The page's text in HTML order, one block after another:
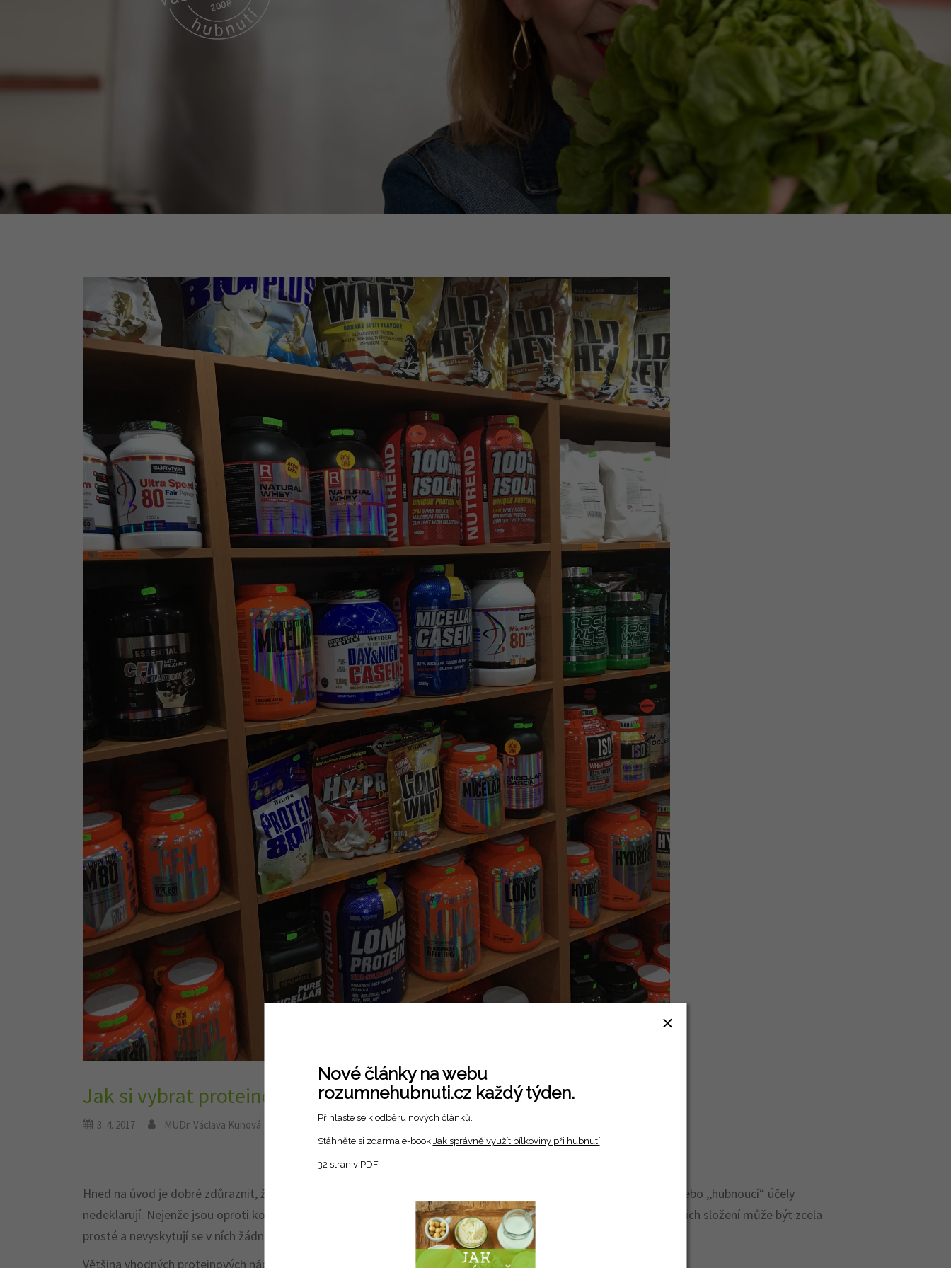
Jak si vybrat proteinový nápoj vhodný k hubnutí?
3. 4. 2017 MUDr. Václava Kunová Výživa při hubnutí
Hned na úvod je dobré zdůraznit, že pro hubnutí jsou nejvhodnější proteinové nápoje, které vůbec žádné ,,dietní“ nebo ,,hubnoucí“ účely
nedeklarují. Nejenže jsou oproti koktejlům na hubnutí levnější a kvalitnější, ale bývají často i zároveň i chutnější. Jejich složení může být zcela
prosté a nevyskytují se v ních žádné jednoduché sacharidy, jakými jsou například fruktóza nebo maltodextrin.
Většina vhodných proteinových nápojů je na bázi syrovátky.
Nové články na webu
rozumnehubnuti.cz každý týden.
Přihlaste se k odběru nových článků.
Stáhněte si zdarma e-book Jak správně využít bílkoviny při hubnutí
32 stran v PDF